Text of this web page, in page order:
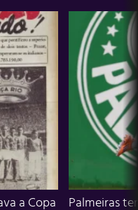
a Copa
Palmeiras